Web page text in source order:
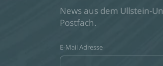
News aus dem Ullstein-
Postfach.
E-Mail Adresse